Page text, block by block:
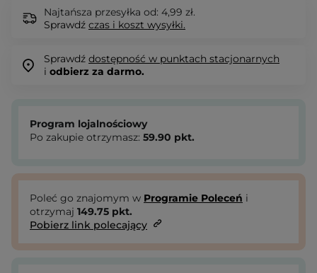
Najtańsza przesyłka od: 4,99 zł.
Sprawdź czas i koszt wysyłki.
Sprawdź dostępność w punktach stacjonarnych
i odbierz za darmo.
Program lojalnościowy
Po zakupie otrzymasz: 59.90 pkt.
Poleć go znajomym w Programie Poleceń i
otrzymaj 149.75 pkt.
Pobierz link polecający